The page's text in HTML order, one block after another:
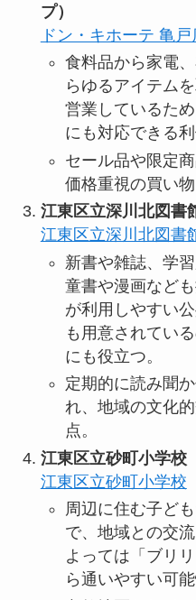
プ）
ドン・キホーテ 亀戸
食料品から家電
らゆるアイテム
営業しているた
にも対応できる利
セール品や限定
価格重視の買い物
江東区立深川北図書
江東区立深川北図書
新書や雑誌、学
童書や漫画など
が利用しやすい
も用意されてい
にも役立つ。
定期的に読み聞
れ、地域の文化
点。
江東区立砂町小学校
江東区立砂町小学校
周辺に住む子ど
で、地域との交
よっては「ブリ
ら通いやすい可能